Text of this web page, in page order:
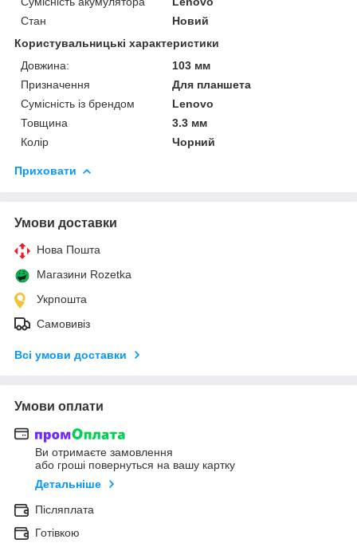
Стан
Новий
Користувальницькі характеристики
Довжина:
103 мм
Призначення
Для планшета
Сумісність із брендом
Lenovo
Товщина
3.3 мм
Колір
Чорний
Приховати
Умови доставки
Нова Пошта
Магазини Rozetka
Укрпошта
Самовивіз
Всі умови доставки
Умови оплати
Ви отримаєте замовлення
або гроші повернуться на вашу картку
Детальніше
Післяплата
Готівкою